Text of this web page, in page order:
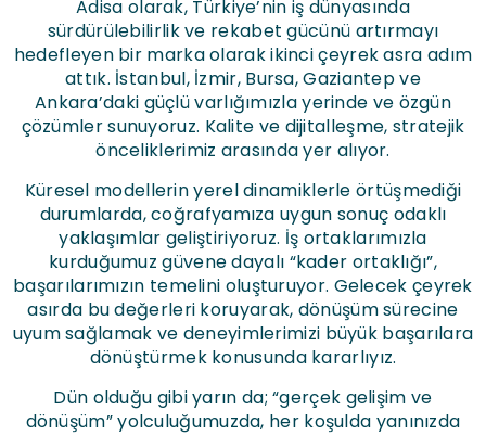
Adisa olarak, Türkiye’nin iş dünyasında
sürdürülebilirlik ve rekabet gücünü artırmayı
hedefleyen bir marka olarak ikinci çeyrek asra adım
attık. İstanbul, İzmir, Bursa, Gaziantep ve
Ankara’daki güçlü varlığımızla yerinde ve özgün
çözümler sunuyoruz. Kalite ve dijitalleşme, stratejik
önceliklerimiz arasında yer alıyor.
Küresel modellerin yerel dinamiklerle örtüşmediği
durumlarda, coğrafyamıza uygun sonuç odaklı
yaklaşımlar geliştiriyoruz. İş ortaklarımızla
kurduğumuz güvene dayalı “kader ortaklığı”,
başarılarımızın temelini oluşturuyor. Gelecek çeyrek
asırda bu değerleri koruyarak, dönüşüm sürecine
uyum sağlamak ve deneyimlerimizi büyük başarılara
dönüştürmek konusunda kararlıyız.
Dün olduğu gibi yarın da; “gerçek gelişim ve
dönüşüm” yolculuğumuzda, her koşulda yanınızda